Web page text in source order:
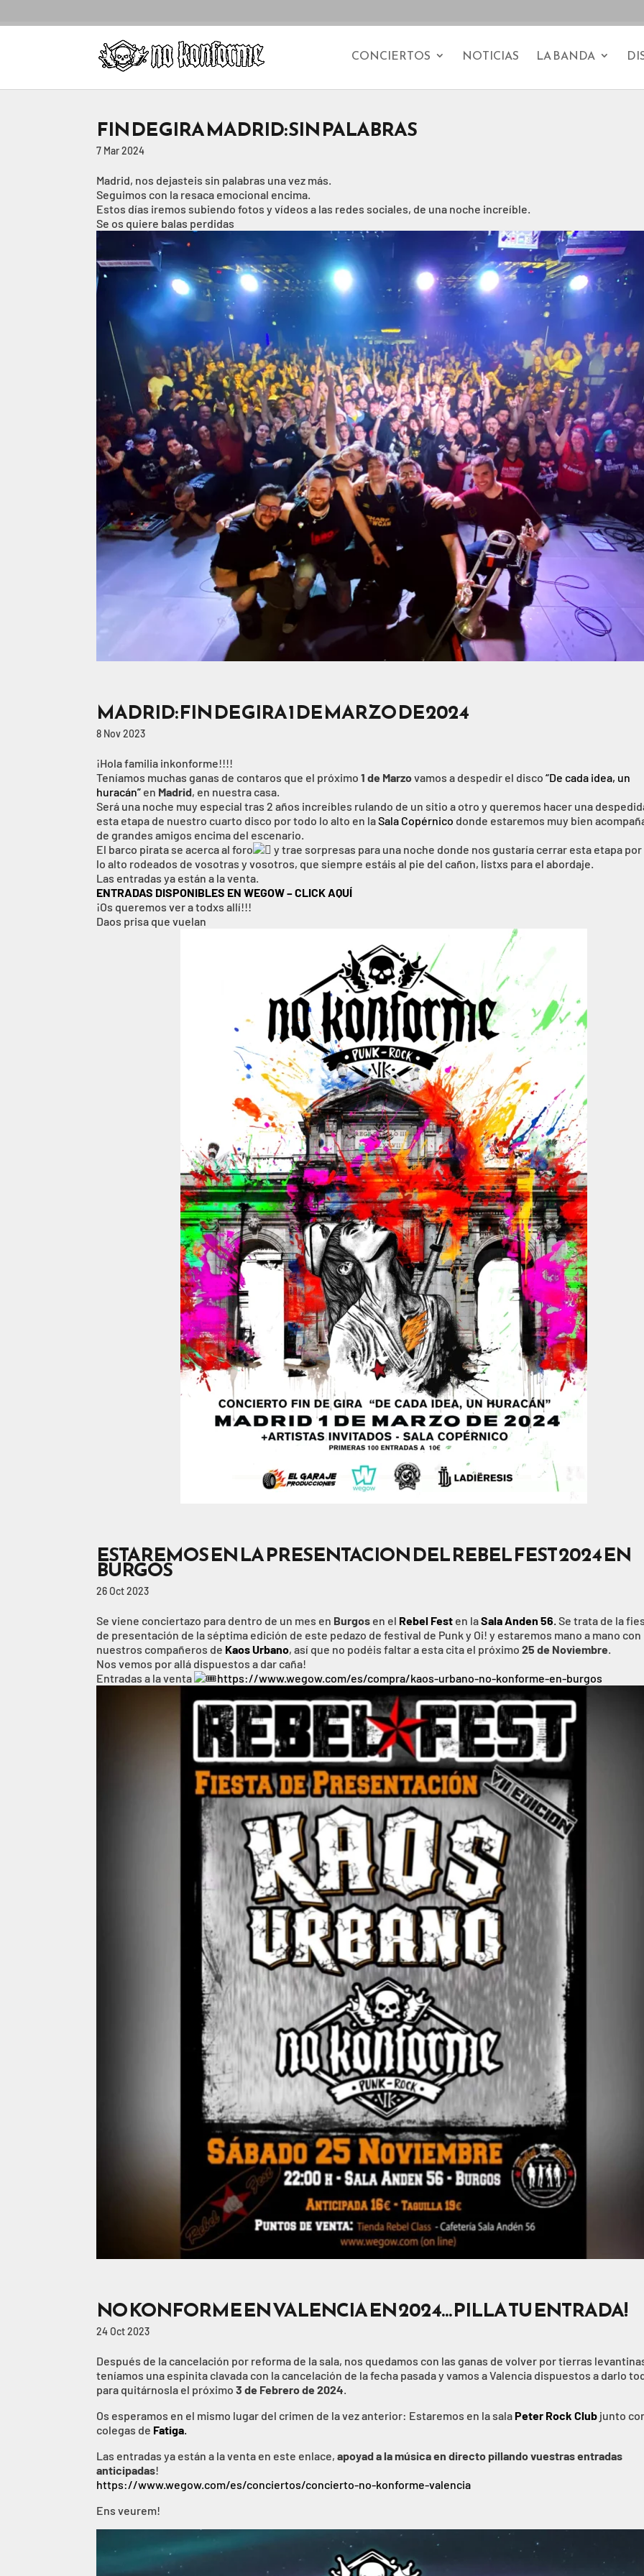
CONCIERTOS NOTICIAS LA BANDA
FIN DE GIRA MADRID: SIN PALABRAS
7 Mar 2024
Madrid, nos dejasteis sin palabras una vez más.
Seguimos con la resaca emocional encima.
Estos días iremos subiendo fotos y vídeos a las redes sociales, de una noche increíble.
Se os quiere balas perdidas
MADRID: FIN DE GIRA 1 DE MARZO DE 2024
8 Nov 2023
¡Hola familia inkonforme!!!!
Teníamos muchas ganas de contaros que el próximo1 de Marzovamos a despedir el disco“De cada idea, un
huracán” en Madrid, en nuestra casa.
Será una noche muy especial tras 2 años increíbles rulando de un sitio a otro y queremos hacer una
esta etapa de nuestro cuarto disco por todo lo alto en laSala Copérnico donde estaremos muy bien
de grandes amigos encima del escenario.
El barco pirata se acerca al foro
y trae sorpresas para una noche donde nos gustaría cerrar esta etapa
lo alto rodeados de vosotras y vosotros, que siempre estáis al pie del cañon, listxs para el abordaje.
Las entradas ya están a la venta.
ENTRADAS DISPONIBLES EN WEGOW – CLICK AQUÍ
¡Os queremos ver a todxs allí!!!
Daos prisa que vuelan
ESTAREMOS EN LA PRESENTACION DEL REBEL FEST 2024 EN
BURGOS
26 Oct 2023
Se viene conciertazo para dentro de un mes en Burgos en el Rebel Fest en laSala Anden 56 Se trata de la
de presentación de la séptima edición de este pedazo de festival de Punk y Oi! y estaremos mano a mano con
nuestros compañeros de Kaos Urbano, así que no podéis faltar a esta cita el próximo25 de Noviembre
Nos vemos por allá dispuestos a dar caña!
Entradas a la venta
https://www.wegow.com/es/compra/kaos-urbano-no-konforme-en-burgos
NO KONFORME EN VALENCIA EN 2024… PILLA TU ENTRADA!
24 Oct 2023
Después de la cancelación por reforma de la sala, nos quedamos con las ganas de volver por tierras
teníamos una espinita clavada con la cancelación de la fecha pasada y vamos a Valencia dispuestos a darlo
para quitárnosla el próximo3 de Febrero de 2024.
Os esperamos en el mismo lugar del crimen de la vez anterior: Estaremos en la salaPeter Rock Club junto
colegas de Fatiga.
Las entradas ya están a la venta en este enlace,apoyad a la música en directo pillando vuestras entradas
anticipadas!
https://www.wegow.com/es/conciertos/concierto-no-konforme-valencia
Ens veurem!